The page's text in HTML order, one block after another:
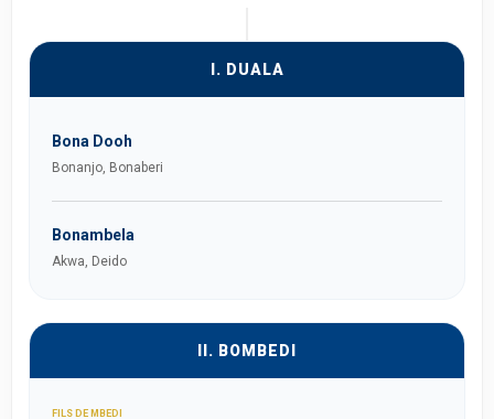
I. DUALA
Bona Dooh
Bonanjo, Bonaberi
Bonambela
Akwa, Deido
II. BOMBEDI
FILS DE MBEDI